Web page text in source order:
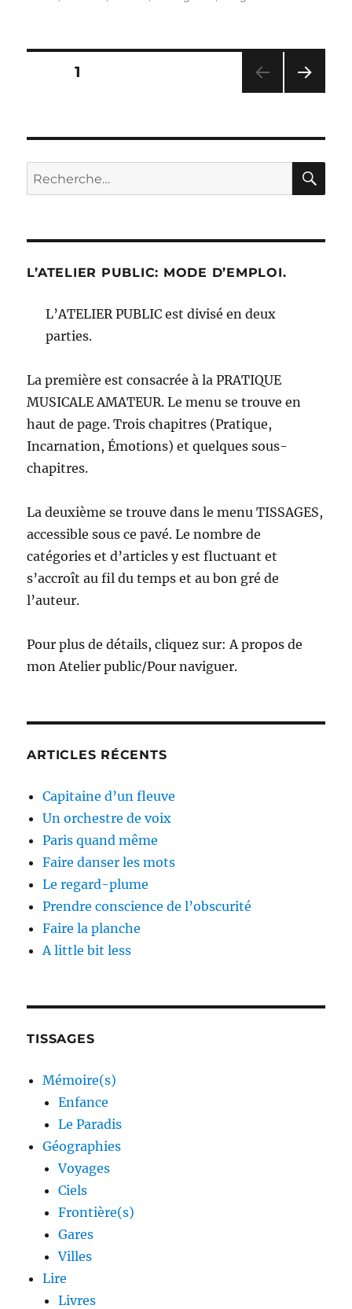
Pagination
publications
PAGE1
ANT
E
Recherche
pour :
L’ATELIER PUBLIC: MODE D’EMPLOI.
L’ATELIER PUBLIC est divisé en deux
parties.
La première est consacrée à la PRATIQUE
MUSICALE AMATEUR. Le menu se trouve en
haut de page. Trois chapitres (Pratique,
Incarnation, Émotions) et quelques sous-
chapitres.
La deuxième se trouve dans le menu TISSAGES,
accessible sous ce pavé. Le nombre de
catégories et d’articles y est fluctuant et
s’accroît au fil du temps et au bon gré de
l’auteur.
Pour plus de détails, cliquez sur: A propos de
mon Atelier public/Pour naviguer.
ARTICLES RÉCENTS
Capitaine d’un fleuve
Un orchestre de voix
Paris quand même
Faire danser les mots
Le regard-plume
Prendre conscience de l’obscurité
Faire la planche
A little bit less
TISSAGES
Mémoire(s)
Enfance
Le Paradis
Géographies
Voyages
Ciels
Frontière(s)
Gares
Villes
Lire
Livres